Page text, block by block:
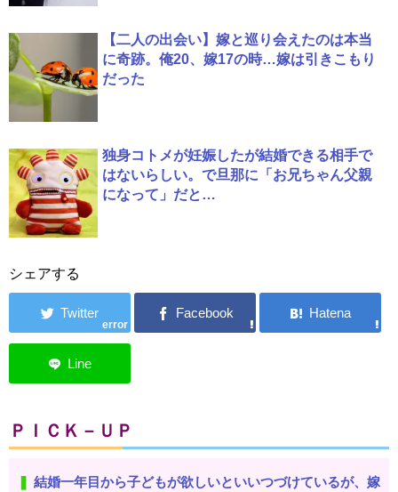
【二人の出会い】嫁と巡り会えたのは本当
に奇跡。俺20、嫁17の時…嫁は引きこもり
だった
独身コトメが妊娠したが結婚できる相手で
はないらしい。で旦那に「お兄ちゃん父親
になって」だと…
シェアする
error
ＰＩＣＫ－ＵＰ
結婚一年目から子どもが欲しいといいつづけているが、嫁